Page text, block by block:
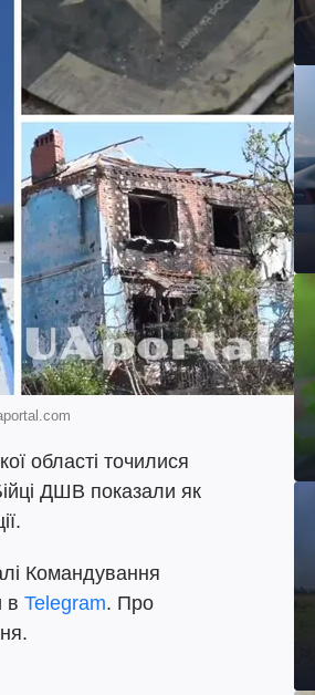
області точилися
ДШВ показали як
Командування
в Telegram. Про